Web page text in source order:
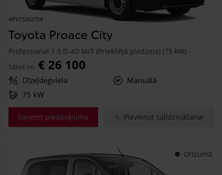
#PVT3202754
Toyota Proace City
Professional 1.5 D-4D M/T (Priekšējā piedziņa) (75 kW)
Sākot no € 26 100
Dīzeļdegviela
Manuālā
75 kW
Saņemt piedāvājumu Pievienot salīdzināšanai
Drīzumā